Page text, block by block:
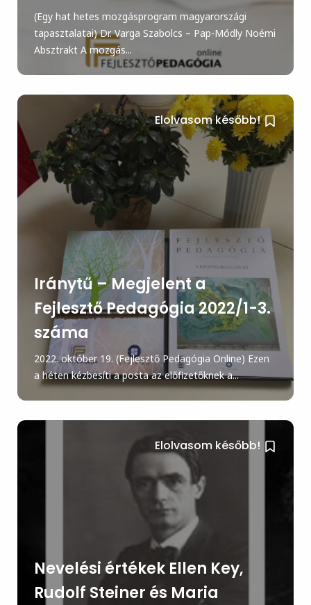
(Egy hat hetes mozgásprogram magyarországi
tapasztalatai) Dr. Varga Szabolcs – Pap-Módly Noémi
Absztrakt A mozgás...
Elolvasom később!
Iránytű – Megjelent a
Fejlesztő Pedagógia 2022/1-3.
száma
2022. október 19. (Fejlesztő Pedagógia Online) Ezen
a héten kézbesíti a posta az előfizetőknek a...
Elolvasom később!
Nevelési értékek Ellen Key,
Rudolf Steiner és Maria